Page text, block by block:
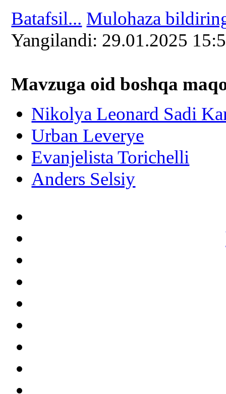
Batafsil... Mulohaza
Yangilаndi: 29.01.2025
Mavzuga oid boshqa
Nikolya Leonard Sadi
Urban Leverye
Evanjelista Torichelli
Anders Selsiy